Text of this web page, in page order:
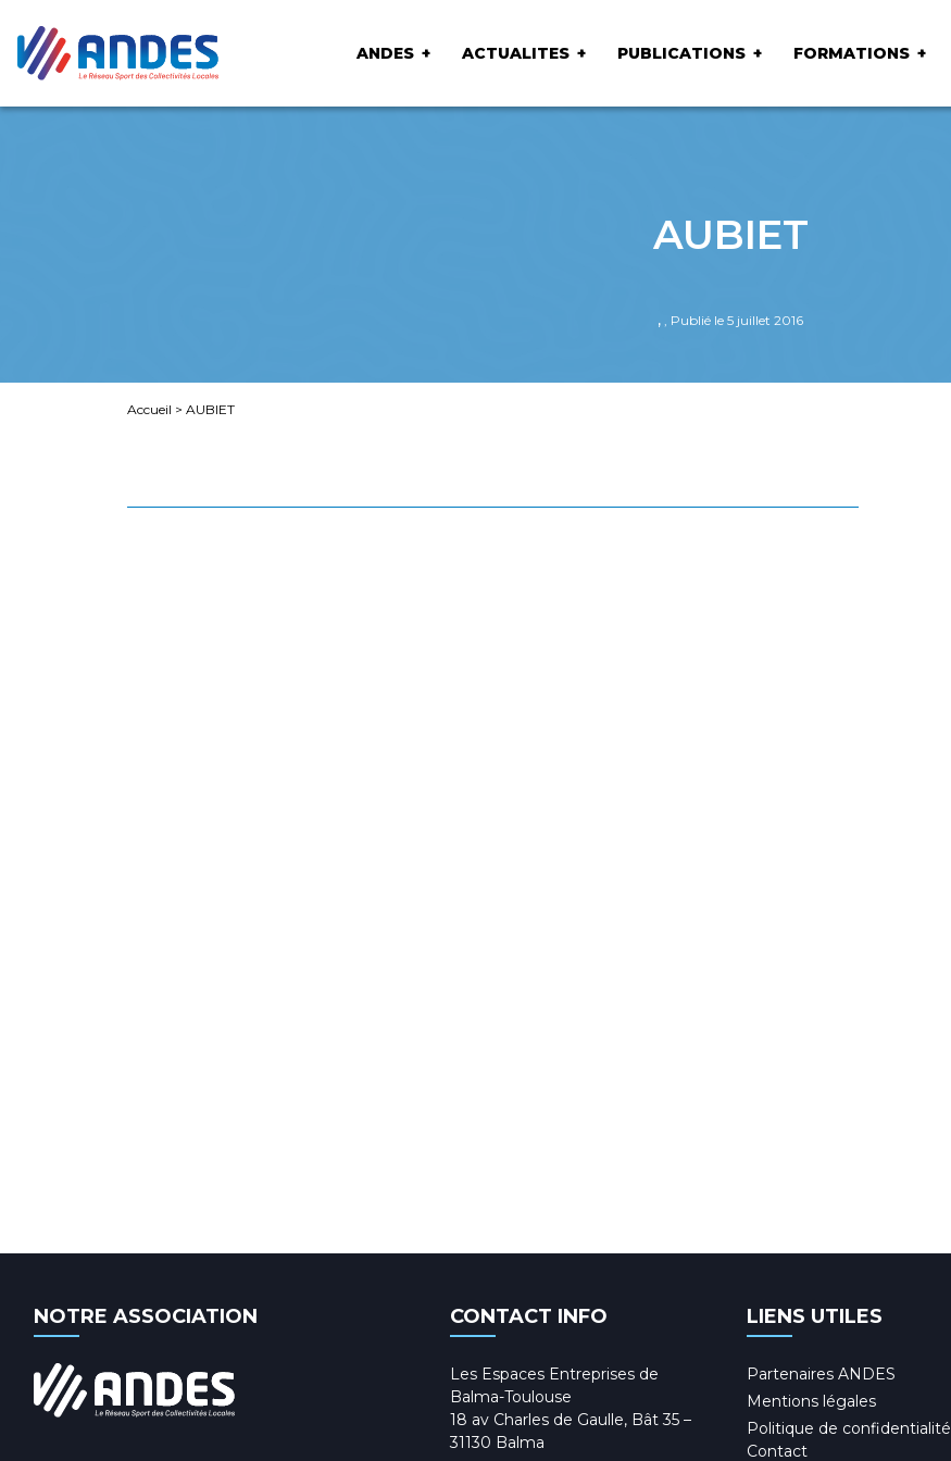
ANDES ACTUALITES PUBLICATIONS FORMATIONS
AUBIET
, , Publié le 5 juillet 2016
Accueil > AUBIET
NOTRE ASSOCIATION CONTACT INFO
Les Espaces Entreprises de
Balma-Toulouse
18 av Charles de Gaulle, Bât 35 –
31130 Balma
LIENS UTILES
Partenaires ANDES
Mentions légales
Politique de confidentialité
Contact